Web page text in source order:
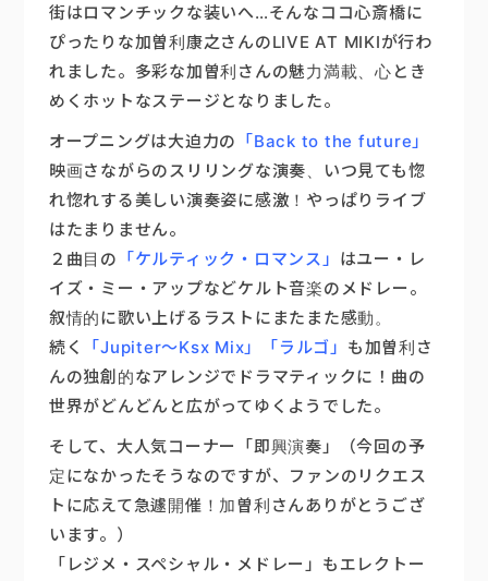
街はロマンチックな装いへ…そんなココ心斎橋に
ぴったりな加曽利康之さんのLIVE AT MIKIが行わ
れました。多彩な加曽利さんの魅力満載、心とき
めくホットなステージとなりました。
オープニングは大迫力の 「Back to the future」
映画さながらのスリリングな演奏、いつ見ても惚
れ惚れする美しい演奏姿に感激！やっぱりライブ
はたまりません。
２曲目の 「ケルティック・ロマンス」 はユー・レ
イズ・ミー・アップなどケルト音楽のメドレー。
叙情的に歌い上げるラストにまたまた感動。
続く
「Jupiter～Ksx Mix」 「ラルゴ」 も加曽利さ
んの独創的なアレンジでドラマティックに！曲の
世界がどんどんと広がってゆくようでした。
そして、大人気コーナー「即興演奏」（今回の予
定になかったそうなのですが、ファンのリクエス
トに応えて急遽開催！加曽利さんありがとうござ
います。）
「レジメ・スペシャル・メドレー」もエレクトー